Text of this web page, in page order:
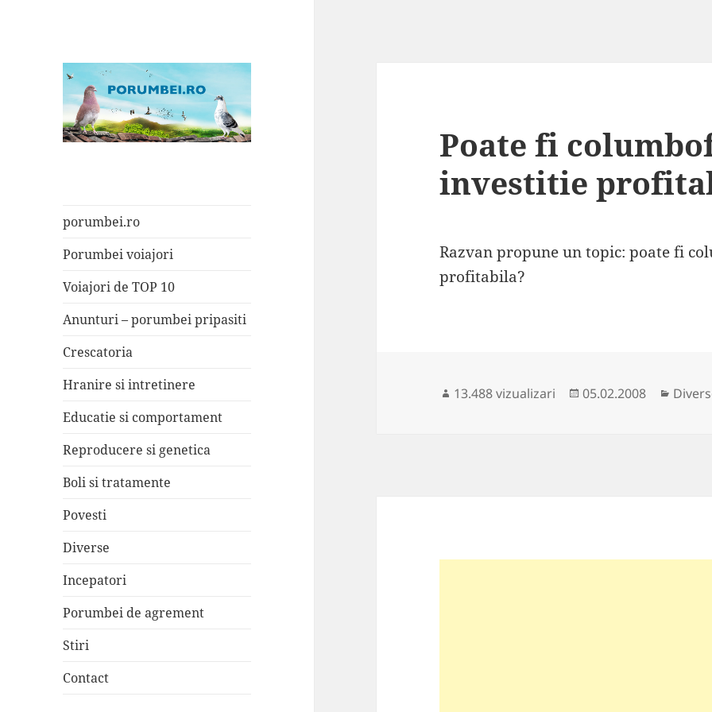
porumbei.ro
Porumbei voiajori
Voiajori de TOP 10
Anunturi – porumbei pripasiti
Crescatoria
Hranire si intretinere
Educatie si comportament
Reproducere si genetica
Boli si tratamente
Povesti
Diverse
Incepatori
Porumbei de agrement
Stiri
Contact
Poate fi
investitie
Razvan propune un topic: poate fi
profitabila?
13.488 vizualizari
Publicat
05.02.2008